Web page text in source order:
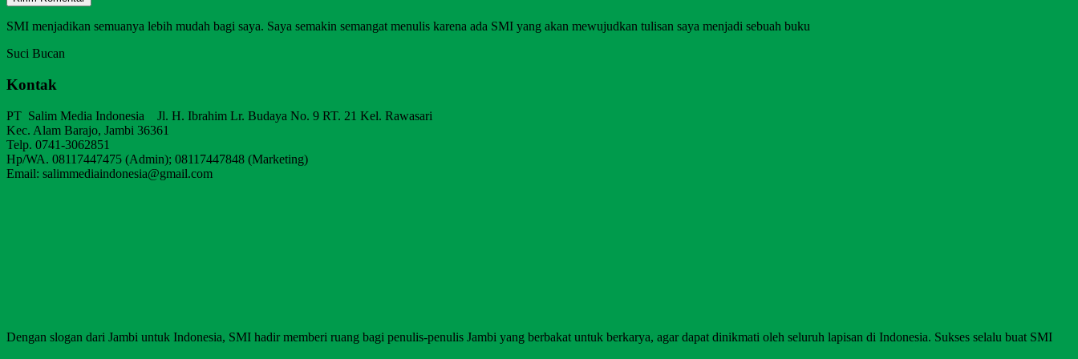
SMI menjadikan semuanya lebih mudah bagi saya. Saya semakin semangat menulis karena ada SMI yang akan mewujudkan tulisan saya menjadi sebuah buku
Suci Bucan
Kontak
PT Salim Media Indonesia Jl. H. Ibrahim Lr. Budaya No. 9 RT. 21 Kel. Rawasari
Kec. Alam Barajo, Jambi 36361
Telp. 0741-3062851
Hp/WA. 08117447475 (Admin); 08117447848 (Marketing)
Email: salimmediaindonesia@gmail.com
Dengan slogan dari Jambi untuk Indonesia, SMI hadir memberi ruang bagi penulis-penulis Jambi yang berbakat untuk berkarya, agar dapat dinikmati oleh seluruh lapisan di Indonesia. Sukses selalu buat SMI